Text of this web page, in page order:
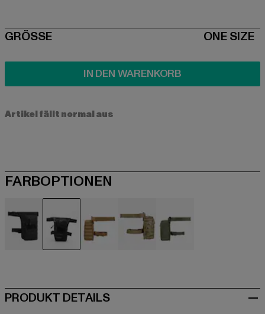
SIZE
GRÖSSE ONE SIZE
IN DEN WARENKORB
Artikel fällt normal aus
FARBOPTIONEN
PRODUKT DETAILS